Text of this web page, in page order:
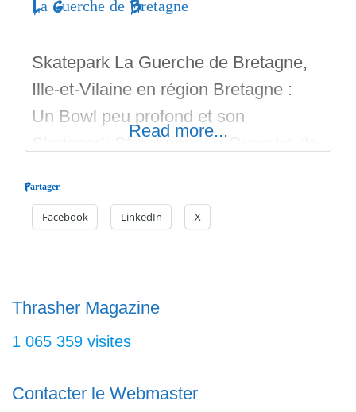
La Guerche de Bretagne
Skatepark La Guerche de Bretagne,
Ille-et-Vilaine en région Bretagne :
Un Bowl peu profond et son
Skatepark Street pour La Guerche de
social. Deux associations s’occupent
du spot avec la mairie. Un Bowl
jolie couleur pourpre est
Read more...
Partager
Facebook LinkedIn X
Thrasher Magazine
1 065 359 visites
Contacter le Webmaster